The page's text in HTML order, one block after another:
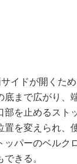
イドが開くた
まで広がり、
部を止めるスト
を変えられ、
ッパーのベルク
きる。